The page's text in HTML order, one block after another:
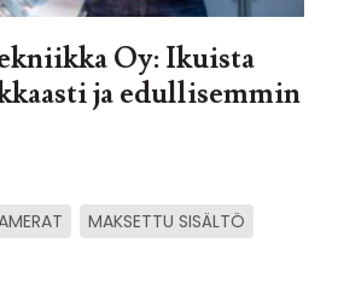
Oy: Ikuista
ja edullisemmin
MAKSETTU SISÄLTÖ